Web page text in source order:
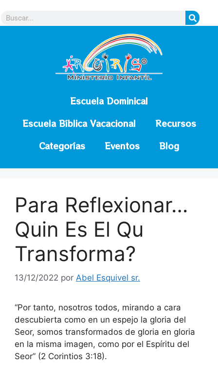
Escuela Dominical
Escuela Bíblica Vacacional
Recursos
Categorías
Eventos Blog
Para Reflexionar…
Quin Es El Qu
Transforma?
13/12/2022 por Abel Esquivel sr.
“Por tanto, nosotros todos, mirando a cara
descubierta como en un espejo la gloria del
Seor, somos transformados de gloria en gloria
en la misma imagen, como por el Espíritu del
Seor” (2 Corintios 3:18).